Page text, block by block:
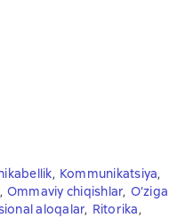
, Kommunikatsiya,
, Ommaviy chiqishlar,
aloqalar, Ritorika,